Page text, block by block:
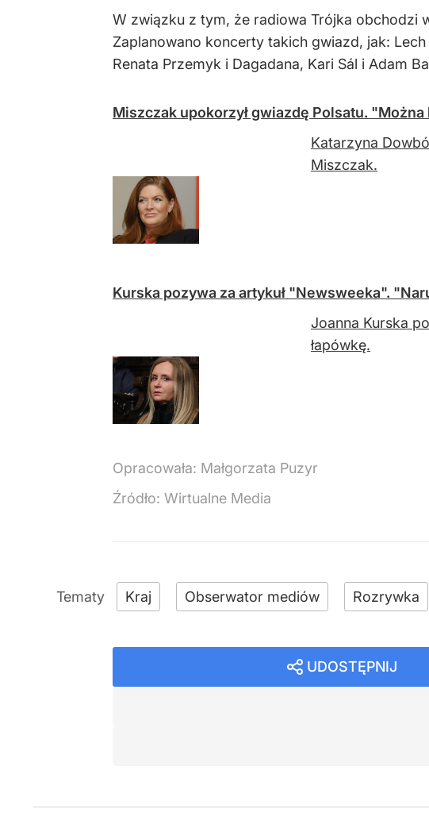
W związku z tym, że radiowa Trójka obchodzi
Zaplanowano koncerty takich gwiazd, jak:
Renata Przemyk i Dagadana, Kari Sál i Adam
Miszczak upokorzył gwiazdę Polsatu. "Można
Katarzyna
Miszczak.
Kurska pozywa za artykuł "Newsweeka".
Joanna Kurska
łapówkę.
Opracowała: Małgorzata Puzyr
Źródło: Wirtualne Media
Kraj Obserwator mediów Rozrywka
UDOSTĘPNIJ